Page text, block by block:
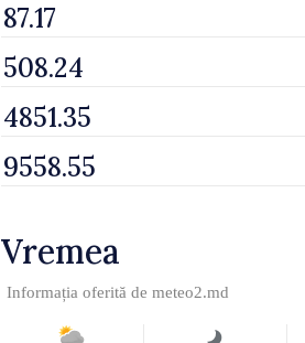
Vremea
Informația oferită de meteo2.md